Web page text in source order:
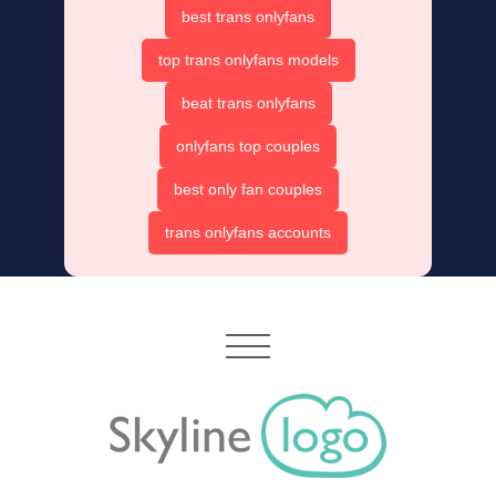
best trans onlyfans
top trans onlyfans models
beat trans onlyfans
onlyfans top couples
best only fan couples
trans onlyfans accounts